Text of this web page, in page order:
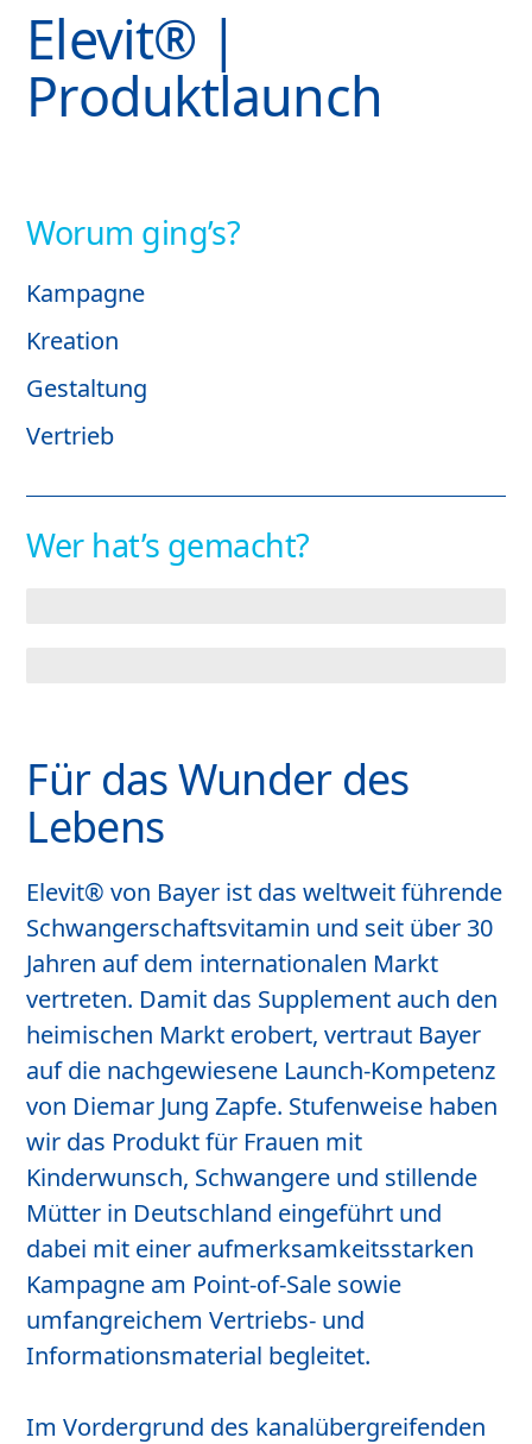
Elevit® |
Produktlaunch
Worum ging’s?​​
Kampagne
Kreation
Gestaltung
Vertrieb
Wer hat’s gemacht?
Für das Wunder des
Lebens
Elevit® von Bayer ist das weltweit führende
Schwangerschaftsvitamin und seit über 30
Jahren auf dem internationalen Markt
vertreten. Damit das Supplement auch den
heimischen Markt erobert, vertraut Bayer
auf die nachgewiesene Launch-Kompetenz
von Diemar Jung Zapfe. Stufenweise haben
wir das Produkt für Frauen mit
Kinderwunsch, Schwangere und stillende
Mütter in Deutschland eingeführt und
dabei mit einer aufmerksamkeitsstarken
Kampagne am Point-of-Sale sowie
umfangreichem Vertriebs- und
Informationsmaterial begleitet.
Im Vordergrund des kanalübergreifenden